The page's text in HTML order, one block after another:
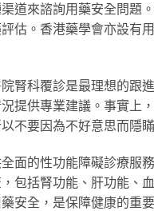
道來諮詢用藥安全問題
估。香港藥學會亦設有
腎科覆診是最理想的跟
提供專業建議。事實上
不要因為不好意思而隱
面的性功能障礙診療服
包括腎功能、肝功能、
安全，是保障健康的重